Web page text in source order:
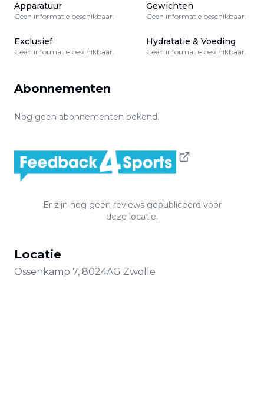
Apparatuur
Geen informatie beschikbaar.
Gewichten
Geen informatie beschikbaar.
Exclusief
Geen informatie beschikbaar.
Hydratatie & Voeding
Geen informatie beschikbaar.
Abonnementen
Nog geen abonnementen bekend.
Er zijn nog geen reviews gepubliceerd voor
deze locatie.
Locatie
Ossenkamp 7, 8024AG Zwolle